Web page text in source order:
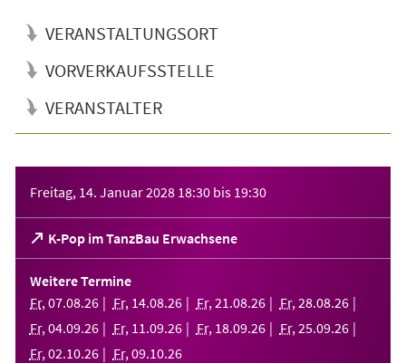
VERANSTALTUNGSORT
VORVERKAUFSSTELLE
VERANSTALTER
Freitag, 14. Januar 2028 18:30 bis 19:30
K-Pop im TanzBau Erwachsene
(Öffnet
in
einem
neuen
Tab)
Weitere Termine
Fr, 07.08.26 Fr, 14.08.26 Fr, 21 .08.26 Fr, 28.08.26
Fr, 04.09.26 Fr, 11 .09.26 Fr, 18.09.26 Fr, 25.09.26
Fr, 02.10.26 Fr, 09.10.26